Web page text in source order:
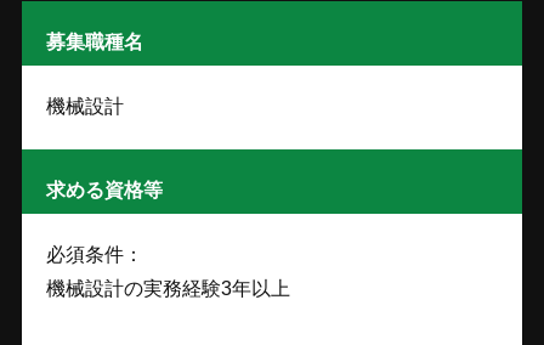
募集職種名
機械設計
求める資格等
必須条件：
機械設計の実務経験3年以上